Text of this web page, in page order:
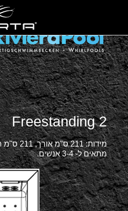
2 Freestanding
מתאים ל- 3-4 אנשים.